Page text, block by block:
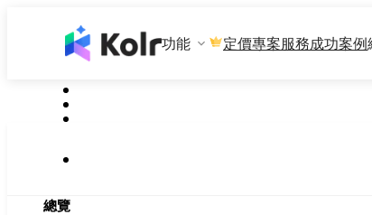
功能 定價專案服務成功案例
總覽